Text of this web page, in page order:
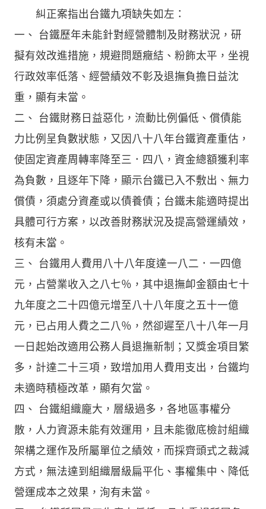
糾正案指出台鐵九項缺失如左：
一、 台鐵歷年未能針對經營體制及財務狀況，研
擬有效改進措施，規避問題癥結、粉飾太平，坐視
行政效率低落、經營績效不彰及退撫負擔日益沈
重，顯有未當。
二、 台鐵財務日益惡化，流動比例偏低、償債能
力比例呈負數狀態，又因八十八年台鐵資產重估，
使固定資產周轉率降至三．四八，資金總額獲利率
為負數，且逐年下降，顯示台鐵已入不敷出、無力
償債，須處分資產或以債養債；台鐵未能適時提出
具體可行方案，以改善財務狀況及提高營運績效，
核有未當。
三、 台鐵用人費用八十八年度達一八二．一四億
元，占營業收入之八七％，其中退撫卹金額由七十
九年度之二十四億元增至八十八年度之五十一億
元，已占用人費之二八％，然卻遲至八十八年一月
一日起始改適用公務人員退撫新制；又獎金項目繁
多，計達二十三項，致增加用人費用支出，台鐵均
未適時積極改革，顯有欠當。
四、 台鐵組織龐大，層級過多，各地區事權分
散，人力資源未能有效運用，且未能徹底檢討組織
架構之運作及所屬單位之績效，而採齊頭式之裁減
方式，無法達到組織層級扁平化、事權集中、降低
營運成本之效果，洵有未當。